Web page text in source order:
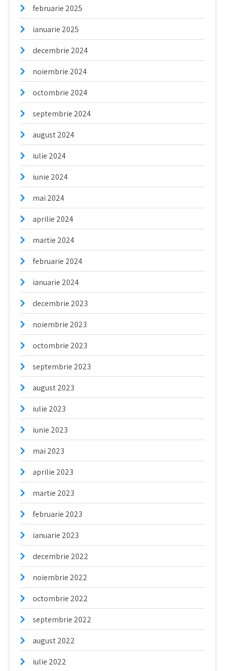
februarie 2025
ianuarie 2025
decembrie 2024
noiembrie 2024
octombrie 2024
septembrie 2024
august 2024
iulie 2024
iunie 2024
mai 2024
aprilie 2024
martie 2024
februarie 2024
ianuarie 2024
decembrie 2023
noiembrie 2023
octombrie 2023
septembrie 2023
august 2023
iulie 2023
iunie 2023
mai 2023
aprilie 2023
martie 2023
februarie 2023
ianuarie 2023
decembrie 2022
noiembrie 2022
octombrie 2022
septembrie 2022
august 2022
iulie 2022